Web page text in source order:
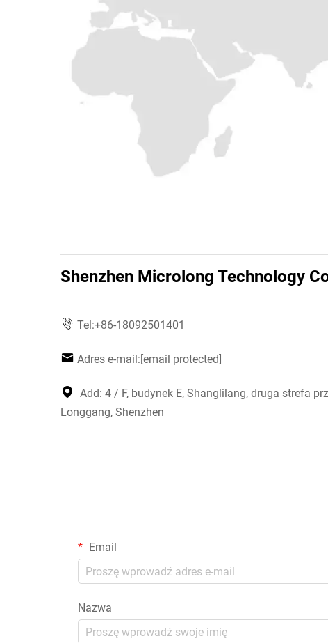
Shenzhen Microlong Technology
Tel:+86-18092501401
Adres e-mail: [email protected]
Add: 4 / F, budynek E, Shanglilang, druga strefa
Longgang, Shenzhen
Email
Nazwa